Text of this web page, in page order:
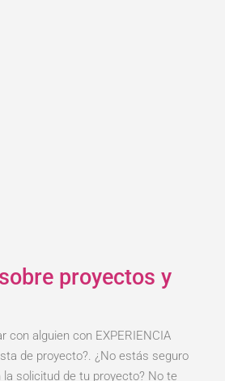
proyectos y
con alguien con EXPERIENCIA
de proyecto?. ¿No estás seguro
la solicitud de tu proyecto? No te